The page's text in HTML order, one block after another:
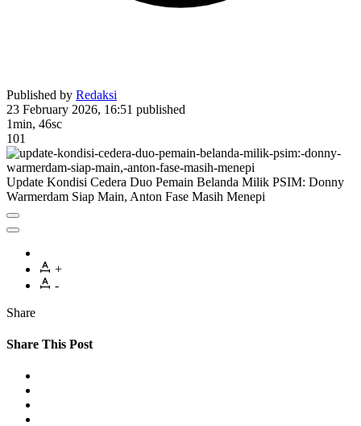
Published by Redaksi
23 February 2026, 16:51 published
1min, 46sc
101
Update Kondisi Cedera Duo Pemain Belanda Milik PSIM: Donny
Warmerdam Siap Main, Anton Fase Masih Menepi
+
-
Share
Share This Post